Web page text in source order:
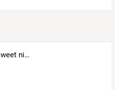
Life is like a sweet nightmare